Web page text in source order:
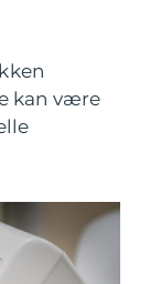
kan være